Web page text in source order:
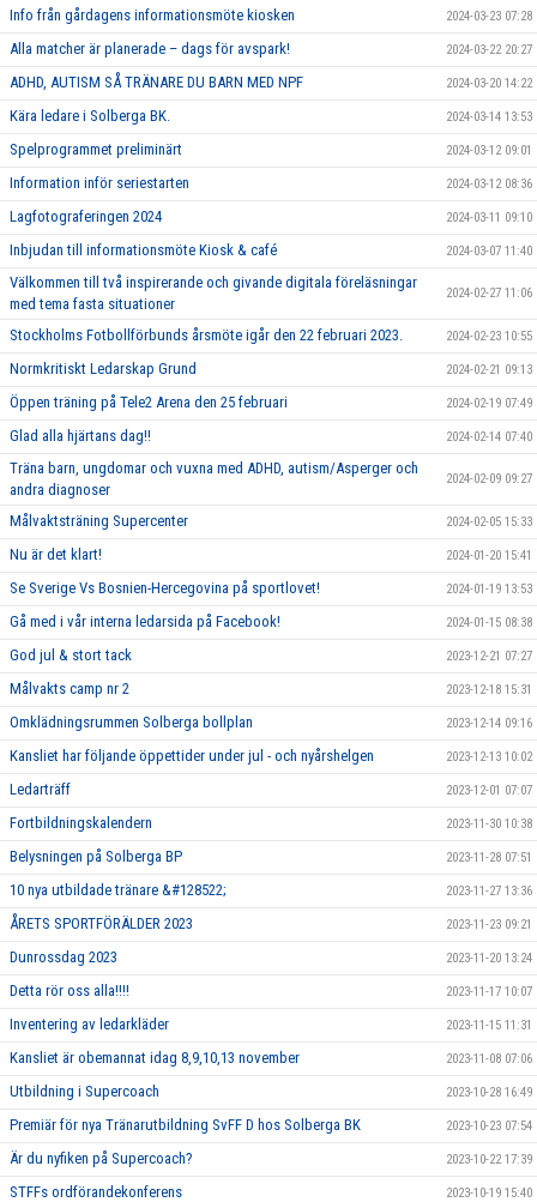
Info från gårdagens informationsmöte kiosken 2024-03-23 07:28
Alla matcher är planerade – dags för avspark! 2024-03-22 20:27
ADHD, AUTISM SÅ TRÄNARE DU BARN MED NPF 2024-03-20 14:22
Kära ledare i Solberga BK. 2024-03-14 13:53
Spelprogrammet preliminärt 2024-03-12 09:01
Information inför seriestarten 2024-03-12 08:36
Lagfotograferingen 2024 2024-03-11 09:10
Inbjudan till informationsmöte Kiosk & café 2024-03-07 11:40
Välkommen till två inspirerande och givande digitala föreläsningar
med tema fasta situationer
2024-02-27 11:06
Stockholms Fotbollförbunds årsmöte igår den 22 februari 2023. 2024-02-23 10:55
Normkritiskt Ledarskap Grund 2024-02-21 09:13
Öppen träning på Tele2 Arena den 25 februari 2024-02-19 07:49
Glad alla hjärtans dag!! 2024-02-14 07:40
Träna barn, ungdomar och vuxna med ADHD, autism/Asperger och
andra diagnoser
2024-02-09 09:27
Målvaktsträning Supercenter 2024-02-05 15:33
Nu är det klart! 2024-01-20 15:41
Se Sverige Vs Bosnien-Hercegovina på sportlovet! 2024-01-19 13:53
Gå med i vår interna ledarsida på Facebook! 2024-01-15 08:38
God jul & stort tack 2023-12-21 07:27
Målvakts camp nr 2 2023-12-18 15:31
Omklädningsrummen Solberga bollplan 2023-12-14 09:16
Kansliet har följande öppettider under jul - och nyårshelgen 2023-12-13 10:02
Ledarträff 2023-12-01 07:07
Fortbildningskalendern 2023-11-30 10:38
Belysningen på Solberga BP 2023-11-28 07:51
10 nya utbildade tränare &#128522; 2023-11-27 13:36
ÅRETS SPORTFÖRÄLDER 2023 2023-11-23 09:21
Dunrossdag 2023 2023-11-20 13:24
Detta rör oss alla!!!! 2023-11-17 10:07
Inventering av ledarkläder 2023-11-15 11:31
Kansliet är obemannat idag 8,9,10,13 november 2023-11-08 07:06
Utbildning i Supercoach 2023-10-28 16:49
Premiär för nya Tränarutbildning SvFF D hos Solberga BK 2023-10-23 07:54
Är du nyfiken på Supercoach? 2023-10-22 17:39
STFFs ordförandekonferens 2023-10-19 15:40